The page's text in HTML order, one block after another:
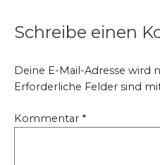
Schreibe einen
Deine E-Mail-Adresse wird
Erforderliche Felder sind
Kommentar *